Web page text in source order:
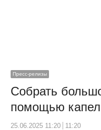
Пресс-релизы
Собрать
помощью
25.06.2025 11:20 11:20